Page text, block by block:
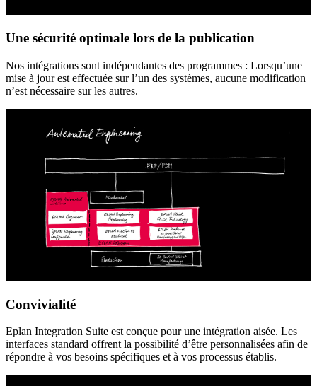
Une sécurité optimale lors de la publication
Nos intégrations sont indépendantes des programmes : Lorsqu’une
mise à jour est effectuée sur l’un des systèmes, aucune modification
n’est nécessaire sur les autres.
Convivialité
Eplan Integration Suite est conçue pour une intégration aisée. Les
interfaces standard offrent la possibilité d’être personnalisées afin de
répondre à vos besoins spécifiques et à vos processus établis.